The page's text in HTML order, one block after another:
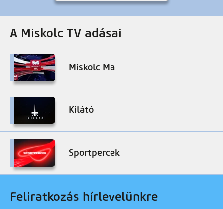
A Miskolc TV adásai
Miskolc Ma
Kilátó
Sportpercek
Feliratkozás hírlevelünkre